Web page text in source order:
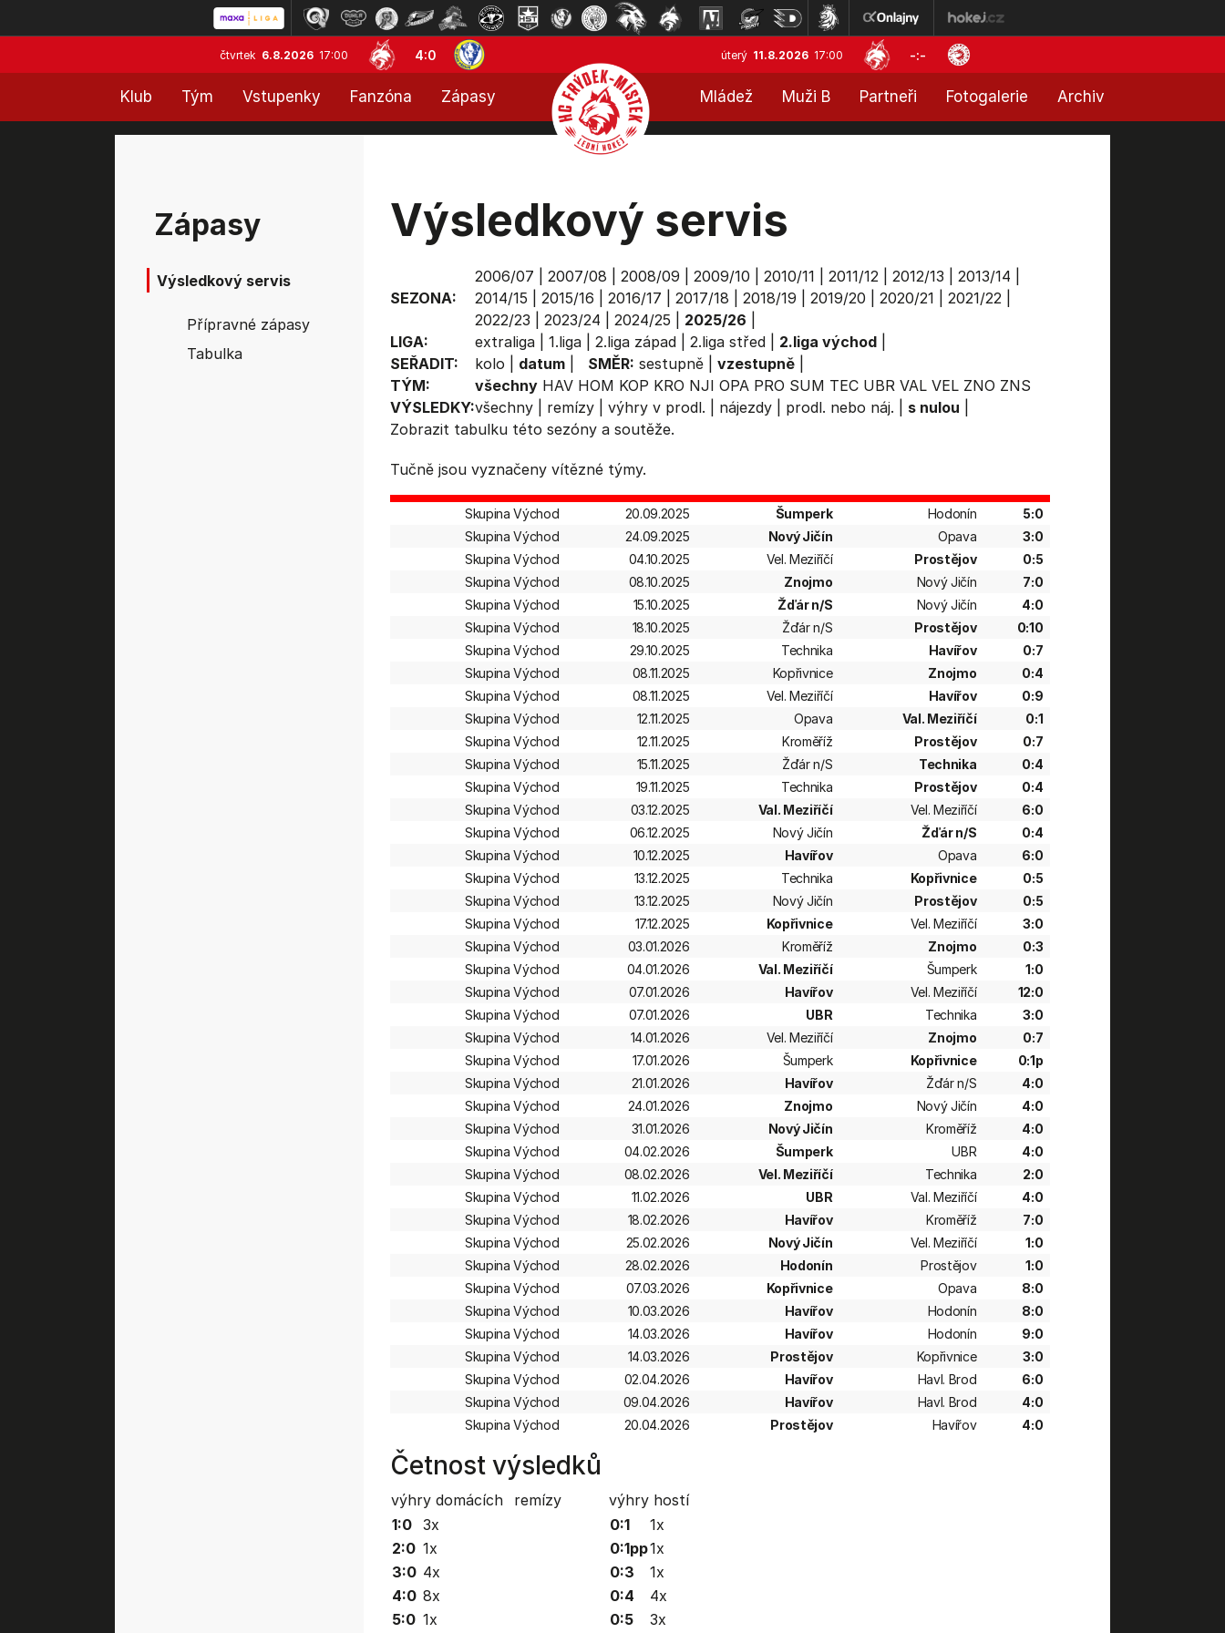
čtvrtek 6.8.2026 17:00 4:0 úterý 11.8.2026 17:00 -:-
Klub Tým Vstupenky Fanzóna Zápasy Mládež Muži B Partneři Fotogalerie Archiv
Zápasy
Výsledkový servis
Přípravné zápasy
Tabulka
Výsledkový servis
SEZONA:
2006/07 2007/08 2008/09 2009/10 2010/11 2011/12| 2012/13 2013/14
2014/15
2015/16 2016/17 2017/18 2018/19 2019/20 2020/21 2021/22|
2022/23
2023/24 2024/25 2025/26
LIGA:
extraliga| 1.liga| 2.liga západ| 2.liga střed| 2.liga východ|
SEŘADIT:
kolo datum| SMĚR: sestupně| vzestupně|
TÝM:
všechny HAV HOM KOP KRO NJI OPA PRO SUM TEC UBR VAL VEL ZNO ZNS
VÝSLEDKY:všechny| remízy| výhry v prodl. nájezdy| prodl. nebo náj. s nulou
Zobrazit tabulkutéto sezóny a soutěže.
Tučně jsou vyznačeny vítězné týmy.
Skupina Východ 20.09.2025 Šumperk Hodonín
5:0
Skupina Východ
24.09.2025 Nový Jičín Opava
3:0
Skupina Východ
04.10.2025 Vel. Meziříčí Prostějov
0:5
Skupina Východ
08.10.2025 Znojmo Nový Jičín
7:0
Skupina Východ
15.10.2025 Žďár n/S Nový Jičín
4:0
Skupina Východ
18.10.2025 Žďár n/S Prostějov
0:10
Skupina Východ
29.10.2025 Technika Havířov
0:7
Skupina Východ
08.11.2025 Kopřivnice Znojmo
0:4
Skupina Východ
08.11.2025 Vel. Meziříčí Havířov
0:9
Skupina Východ
12.11.2025 Opava Val. Meziříčí
0:1
Skupina Východ
12.11.2025 Kroměříž Prostějov
0:7
Skupina Východ
15.11.2025 Žďár n/S Technika
0:4
Skupina Východ
19.11.2025 Technika Prostějov
0:4
Skupina Východ
03.12.2025 Val. Meziříčí Vel. Meziříčí
6:0
Skupina Východ
06.12.2025 Nový Jičín Žďár n/S
0:4
Skupina Východ
10.12.2025 Havířov Opava
6:0
Skupina Východ
13.12.2025 Technika Kopřivnice
0:5
Skupina Východ
13.12.2025 Nový Jičín Prostějov
0:5
Skupina Východ
17.12.2025 Kopřivnice Vel. Meziříčí
3:0
Skupina Východ
03.01.2026 Kroměříž Znojmo
0:3
Skupina Východ
04.01.2026 Val. Meziříčí Šumperk
1:0
Skupina Východ
07.01.2026 Havířov Vel. Meziříčí
12:0
Skupina Východ
07.01.2026 UBR Technika
3:0
Skupina Východ
14.01.2026 Vel. Meziříčí Znojmo
0:7
Skupina Východ
17.01.2026 Šumperk Kopřivnice
0:1p
Skupina Východ
21.01.2026 Havířov Žďár n/S
4:0
Skupina Východ
24.01.2026 Znojmo Nový Jičín
4:0
Skupina Východ
31.01.2026 Nový Jičín Kroměříž
4:0
Skupina Východ
04.02.2026 Šumperk UBR
4:0
Skupina Východ
08.02.2026 Vel. Meziříčí Technika
2:0
Skupina Východ
11.02.2026 UBR Val. Meziříčí
4:0
Skupina Východ
18.02.2026 Havířov Kroměříž
7:0
Skupina Východ
25.02.2026 Nový Jičín Vel. Meziříčí
1:0
Skupina Východ
28.02.2026 Hodonín Prostějov
1:0
Skupina Východ
07.03.2026 Kopřivnice Opava
8:0
Skupina Východ
10.03.2026 Havířov Hodonín
8:0
Skupina Východ
14.03.2026 Havířov Hodonín
9:0
Skupina Východ
14.03.2026 Prostějov Kopřivnice
3:0
Skupina Východ
02.04.2026 Havířov Havl. Brod
6:0
Skupina Východ
09.04.2026 Havířov Havl. Brod
4:0
Skupina Východ
20.04.2026 Prostějov Havířov 4:0
Četnost výsledků
výhry domácích remízy
výhry hostí
1:0
3x
2:0 1x
3:0 4x
4:0 8x
5:0 1x
0:1
1x
0:1pp1x
0:3
1x
0:4
4x
0:5
3x